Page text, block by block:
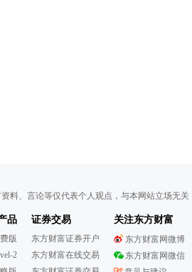
料、言论等仅代表个人观点，与本网站立场无
品
版
2
证券交易
东方财富证券开户
东方财富在线交易
关注东方财富
东方财富网微博
东方财富网微信